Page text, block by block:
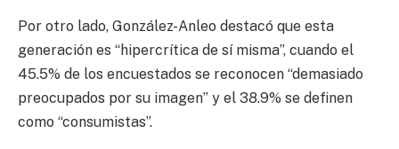
Por otro lado, González-Anleo destacó que esta
generación es “hipercrítica de sí misma”, cuando el
45.5% de los encuestados se reconocen “demasiado
preocupados por su imagen” y el 38.9% se definen
como “consumistas”.